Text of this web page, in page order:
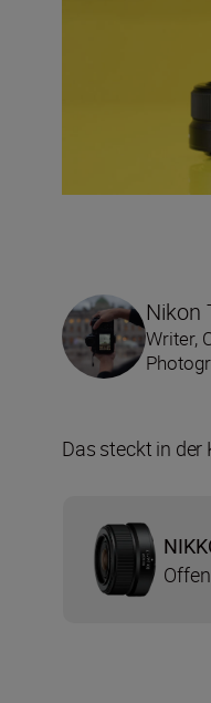
Nikon
Writer,
Das steckt in